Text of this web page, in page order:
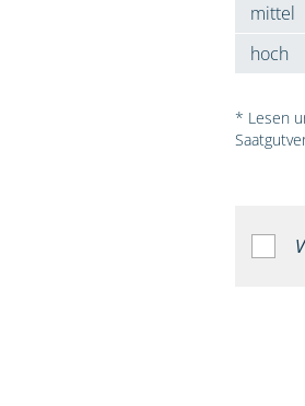
mittel
hoch
* Lesen